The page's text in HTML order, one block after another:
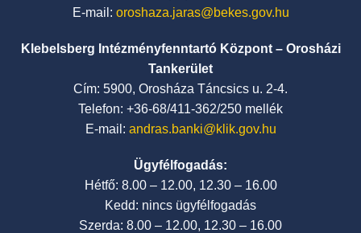
E-mail: oroshaza.jaras@bekes.gov.hu
Klebelsberg Intézményfenntartó Központ – Orosházi
Tankerület
Cím: 5900, Orosháza Táncsics u. 2-4.
Telefon: +36-68/411-362/250 mellék
E-mail: andras.banki@klik.gov.hu
Ügyfélfogadás:
Hétfő: 8.00 – 12.00, 12.30 – 16.00
Kedd: nincs ügyfélfogadás
Szerda: 8.00 – 12.00, 12.30 – 16.00